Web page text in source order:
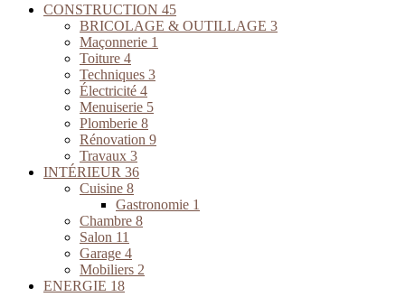
CONSTRUCTION 45
BRICOLAGE & OUTILLAGE 3
Maçonnerie 1
Toiture 4
Techniques 3
Électricité 4
Menuiserie 5
Plomberie 8
Rénovation 9
Travaux 3
INTÉRIEUR 36
Cuisine 8
Gastronomie 1
Chambre 8
Salon 11
Garage 4
Mobiliers 2
ENERGIE 18